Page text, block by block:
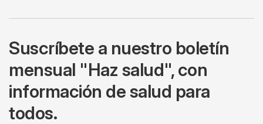
Suscríbete a nuestro boletín
mensual "Haz salud", con
información de salud para
todos.